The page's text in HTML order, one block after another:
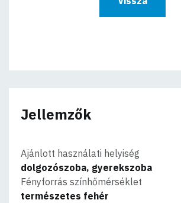
Jellemzők
Ajánlott használati helyiség
dolgozószoba, gyerekszoba
Fényforrás színhőmérséklet
természetes fehér